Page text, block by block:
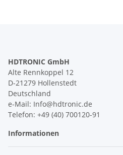
HDTRONIC GmbH
Alte Rennkoppel 12
D-21279 Hollenstedt
Deutschland
e-Mail: Info@hdtronic.de
Telefon: +49 (40) 700120-91
Informationen